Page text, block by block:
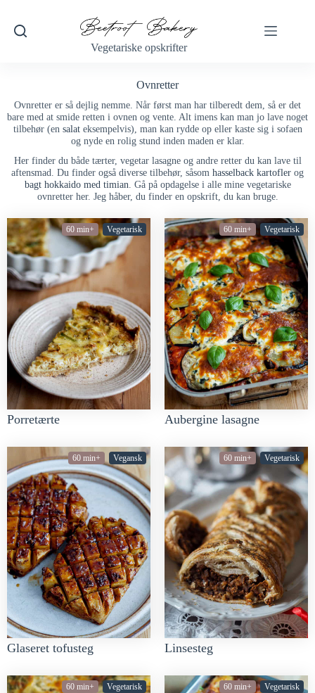
Vegetariske opskrifter
Ovnretter
Ovnretter er så dejlig nemme. Når først man har tilberedt dem, så er det
bare med at smide retten i ovnen og vente. Alt imens kan man jo lave noget
tilbehør (en salateksempelvis), man kan rydde op eller kaste sig i sofaen
og nyde en rolig stund inden maden er klar.
Her finder du både tærter, vegetar lasagne og andre retter du kan lave til
aftensmad. Du finder også diverse tilbehør, såsom hasselback kartofler og
bagt hokkaido med timian. Gå på opdagelse i alle mine vegetariske
ovnretter her. Jeg håber, du finder en opskrift, du kan bruge.
60 min+ Vegetarisk
Porretærte
60 min+ Vegetarisk
Aubergine lasagne
60 min+ Vegansk
Glaseret tofusteg
60 min+ Vegetarisk
Linsesteg
60 min+ Vegetarisk 60 min+ Vegetarisk